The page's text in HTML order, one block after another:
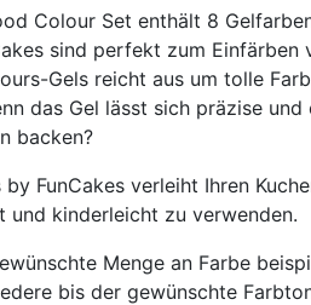
Colour Set enthält 8
sind perfekt zum
Gels reicht aus um tolle
das Gel lässt sich präzise
backen?
FunCakes verleiht Ihren
und kinderleicht zu verwenden.
Menge an Farbe
bis der gewünschte